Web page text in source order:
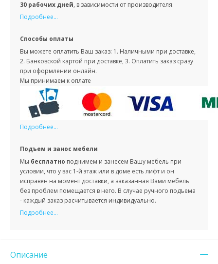
30 рабочих дней, в зависимости от производителя.
Подробнее...
Способы оплаты
Вы можете оплатить Ваш заказ: 1. Наличными при доставке,
2. Банковской картой при доставке, 3. Оплатить заказ сразу
при оформлении онлайн.
Мы принимаем к оплате
Подробнее...
Подъем и занос мебели
Мы бесплатно поднимем и занесем Вашу мебель при
условии, что у вас 1-й этаж или в доме есть лифт и он
исправен на момент доставки, а заказанная Вами мебель
без проблем помещается в него. В случае ручного подъема
- каждый заказ расчитывается индивидуально.
Подробнее...
Описание